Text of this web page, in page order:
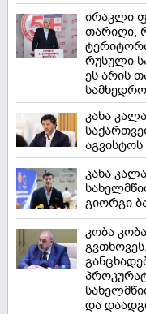
ირაკლი
თარიღი,
რუსული
ეს არის
კახა
კახა
გიორგი
კობა
და